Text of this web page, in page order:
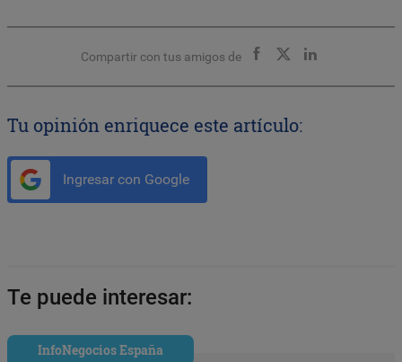
Compartir con tus amigos de
Tu opinión enriquece este artículo:
Ingresar con Google
Te puede interesar:
InfoNegocios España